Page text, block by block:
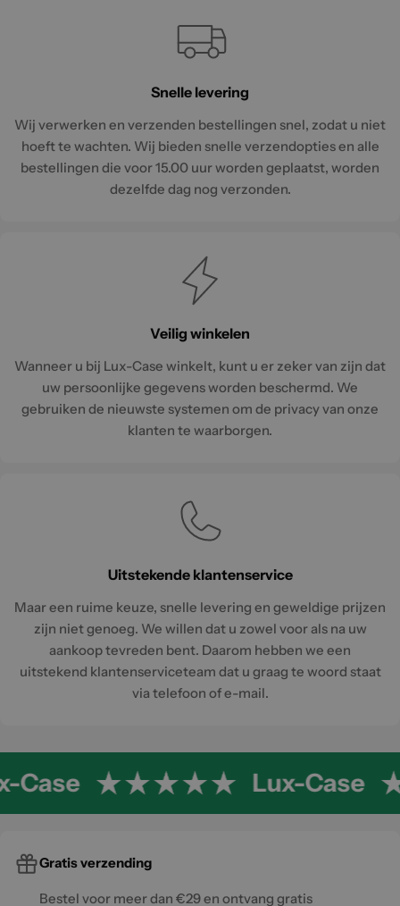
Snelle levering
Wij verwerken en verzenden bestellingen snel, zodat u niet
hoeft te wachten. Wij bieden snelle verzendopties en alle
bestellingen die voor 15.00 uur worden geplaatst, worden
dezelfde dag nog verzonden.
Veilig winkelen
Wanneer u bij Lux-Case winkelt, kunt u er zeker van zijn dat
uw persoonlijke gegevens worden beschermd. We
gebruiken de nieuwste systemen om de privacy van onze
klanten te waarborgen.
Uitstekende klantenservice
Maar een ruime keuze, snelle levering en geweldige prijzen
zijn niet genoeg. We willen dat u zowel voor als na uw
aankoop tevreden bent. Daarom hebben we een
uitstekend klantenserviceteam dat u graag te woord staat
via telefoon of e-mail.
Case Lux-Case
Gratis verzending
Bestel voor meer dan €29 en ontvang gratis